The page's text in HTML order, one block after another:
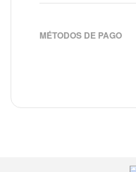
MÉTODOS DE PAGO